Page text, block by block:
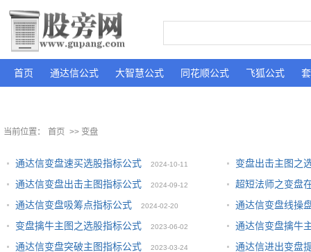
首页 通达信公式 大智慧公式 同花顺公式 飞狐公式
当前位置： 首页 >> 变盘
通达信变盘速买选股指标公式 2024-10-11
变盘出击主图之
通达信变盘出击主图指标公式
2024-09-12
超短法师之变盘
通达信变盘吸筹点指标公式
2024-02-20
通达信变盘线操
变盘擒牛主图之选股指标公式
2023-06-02
通达信变盘擒牛
通达信变盘突破主图指标公式
2023-03-24
通达信进出变盘